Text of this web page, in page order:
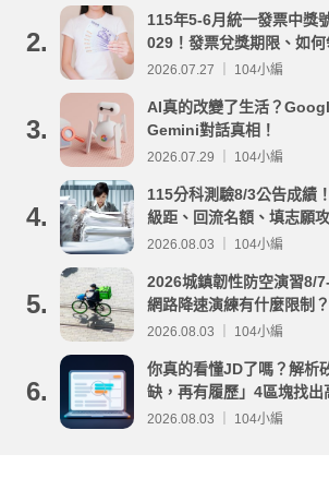
2.
115年5-6月統一發票中獎
029！發票兌獎期限、如
2026.07.27 ｜ 104小編
3.
AI真的改變了生活？
Gemini對話真相！
2026.07.29 ｜ 104小編
4.
115分科測驗8/3公告成績
級距、回流名額、填志願
分析
2026.08.03 ｜ 104小編
5.
2026城鎮韌性防空演習8/
網路降速演練有什麼限制
事項整理
2026.08.03 ｜ 104小編
6.
你真的看懂JD了嗎？解析
缺，再有履歷」4區塊找出
2026.08.03 ｜ 104小編